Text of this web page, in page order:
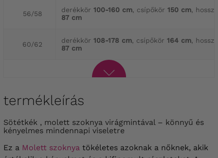
56/58 derékkör 100-160 cm, csípőkör 150 cm, hossz
87 cm
60/62 derékkör 108-178 cm, csípőkör 164 cm, hossz
87 cm
termékleírás
Sötétkék , molett szoknya virágmintával – könnyű és
kényelmes mindennapi viseletre
Ez a Molett szoknya tökéletes azoknak a nőknek, akik